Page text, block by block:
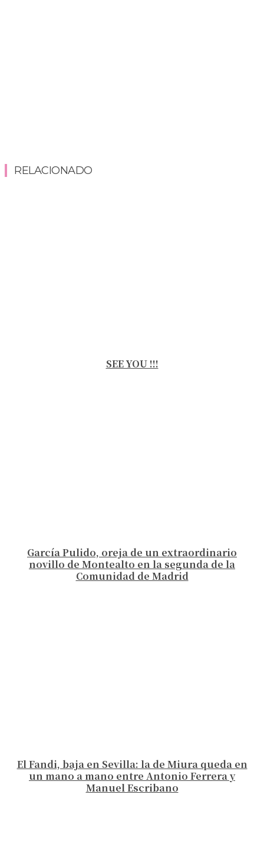
RELACIONADO
SEE YOU !!!
García Pulido, oreja de un extraordinario
novillo de Montealto en la segunda de la
Comunidad de Madrid
El Fandi, baja en Sevilla: la de Miura queda en
un mano a mano entre Antonio Ferrera y
Manuel Escribano